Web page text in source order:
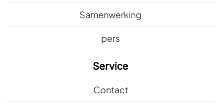
Samenwerking
pers
Service
Contact